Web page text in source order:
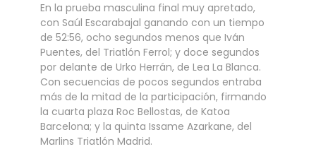
En la prueba masculina final muy apretado,
con Saúl Escarabajal ganando con un tiempo
de 52:56, ocho segundos menos que Iván
Puentes, del Triatlón Ferrol; y doce segundos
por delante de Urko Herrán, de Lea La Blanca.
Con secuencias de pocos segundos entraba
más de la mitad de la participación, firmando
la cuarta plaza Roc Bellostas, de Katoa
Barcelona; y la quinta Issame Azarkane, del
Marlins Triatlón Madrid.